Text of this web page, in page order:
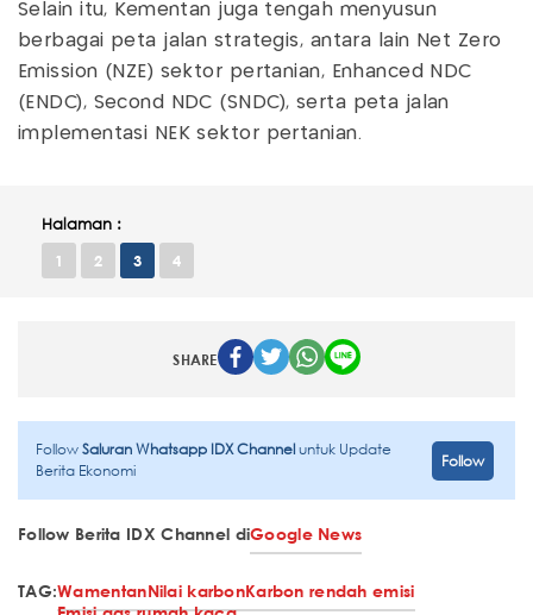
Selain itu, Kementan juga tengah menyusun
berbagai peta jalan strategis, antara lain Net Zero
Emission (NZE) sektor pertanian, Enhanced NDC
(ENDC), Second NDC (SNDC), serta peta jalan
implementasi NEK sektor pertanian.
Halaman :
1 2 3 4
SHARE
FollowSaluran Whatsapp IDX Channeluntuk Update
Berita Ekonomi
Follow
Follow Berita IDX Channel diGoogle News
TAG:WamentanNilai karbonKarbon rendah emisi